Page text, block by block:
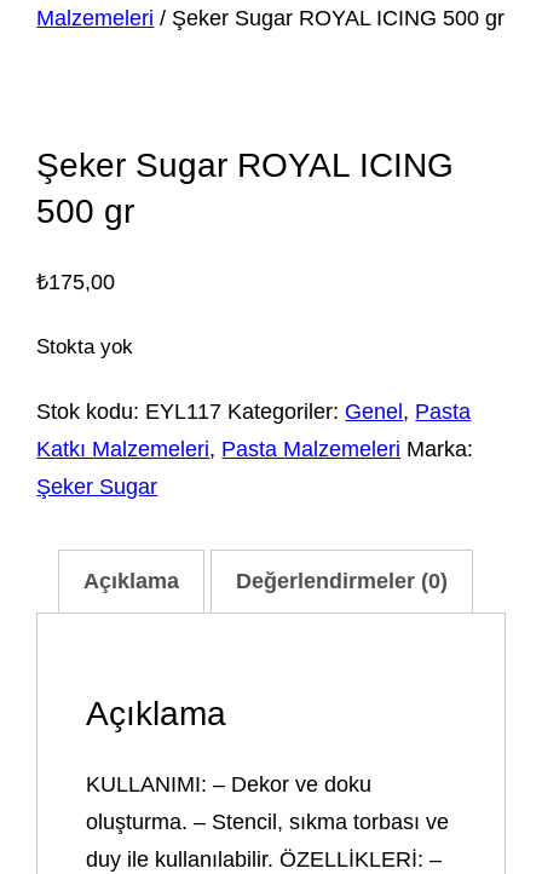
Malzemeleri / Şeker Sugar ROYAL ICING 500 gr
Şeker Sugar ROYAL ICING
500 gr
₺175,00
Stokta yok
Stok kodu: EYL117 Kategoriler: Genel, Pasta
Katkı Malzemeleri, Pasta Malzemeleri Marka:
Şeker Sugar
Açıklama Değerlendirmeler (0)
Açıklama
KULLANIMI: – Dekor ve doku
oluşturma. – Stencil, sıkma torbası ve
duy ile kullanılabilir. ÖZELLİKLERİ: –